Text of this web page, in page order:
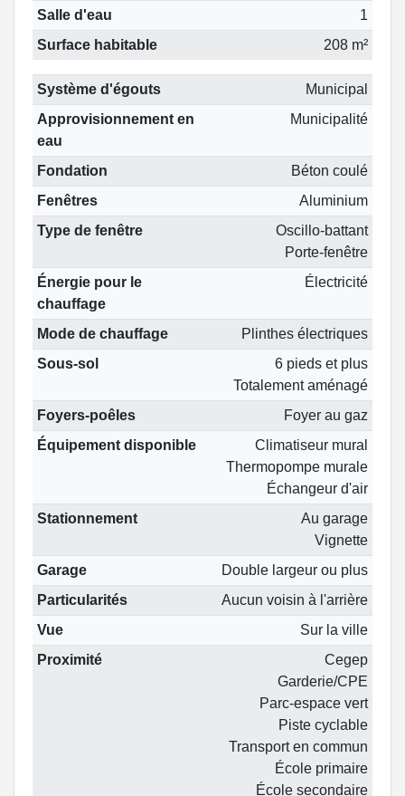
Salle d'eau
1
Surface habitable
208 m²
Système d'égouts
Municipal
Approvisionnement en
eau
Municipalité
Fondation
Béton coulé
Fenêtres
Aluminium
Type de fenêtre
Oscillo-battant
Porte-fenêtre
Énergie pour le
chauffage
Électricité
Mode de chauffage
Plinthes électriques
Sous-sol
6 pieds et plus
Totalement aménagé
Foyers-poêles
Foyer au gaz
Équipement disponible
Climatiseur mural
Thermopompe murale
Échangeur d'air
Stationnement
Au garage
Vignette
Garage
Double largeur ou plus
Particularités
Aucun voisin à l'arrière
Vue
Sur la ville
Proximité
Cegep
Garderie/CPE
Parc-espace vert
Piste cyclable
Transport en commun
École primaire
École secondaire